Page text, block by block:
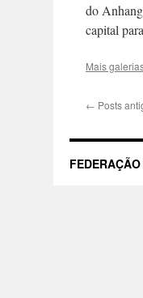
do
capital
Mais
← Posts